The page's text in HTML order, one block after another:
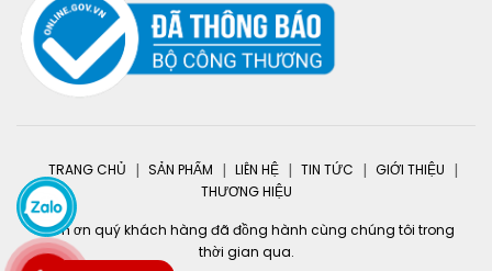
TRANG CHỦ SẢN PHẨM LIÊN HỆ TIN TỨC
GIỚI THIỆU
THƯƠNG HIỆU
Cảm ơn quý khách hàng đã đồng hành cùng chúng tôi trong
thời gian qua.